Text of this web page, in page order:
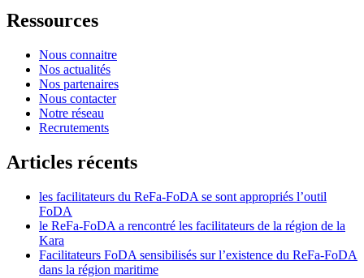
Ressources
Nous connaitre
Nos actualités
Nos partenaires
Nous contacter
Notre réseau
Recrutements
Articles récents
les facilitateurs du ReFa-FoDA se sont appropriés l’outil
FoDA
le ReFa-FoDA a rencontré les facilitateurs de la région de la
Kara
Facilitateurs FoDA sensibilisés sur l’existence du ReFa-FoDA
dans la région maritime